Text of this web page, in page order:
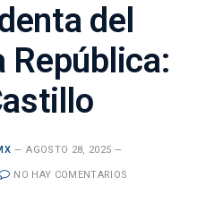
del
República:
AGOSTO 28, 2025
NO HAY COMENTARIOS